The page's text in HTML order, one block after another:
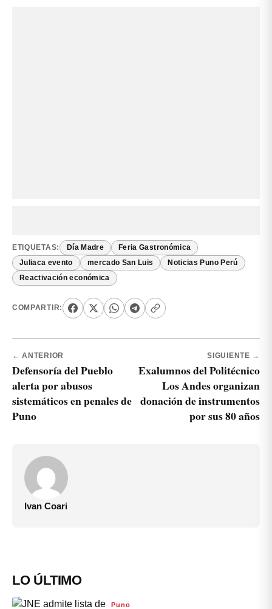
ETIQUETAS: Día Madre Feria Gastronómica
Juliaca evento mercado San Luis Noticias Puno Perú
Reactivación económica
COMPARTIR:
← ANTERIOR
Defensoría del Pueblo
alerta por abusos
sistemáticos en penales de
Puno
SIGUIENTE →
Exalumnos del Politécnico
Los Andes organizan
donación de instrumentos
por sus 80 años
Ivan Coari
LO ÚLTIMO
Puno